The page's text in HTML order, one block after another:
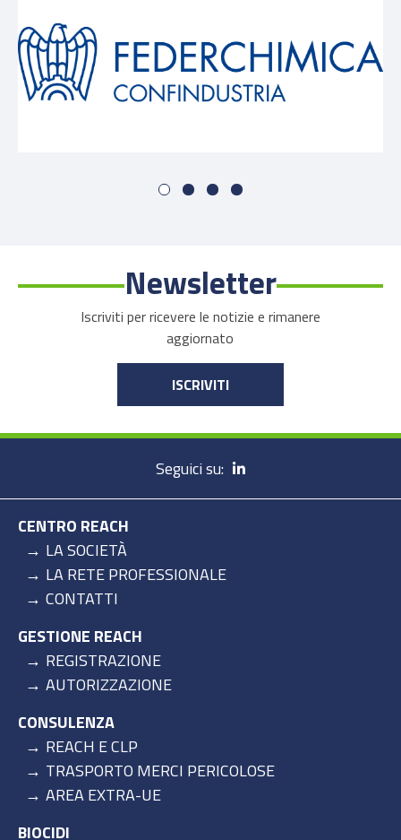
Newsletter
Iscriviti per ricevere le notizie e rimanere
aggiornato
ISCRIVITI
Seguici su:
CENTRO REACH
LA SOCIETÀ
LA RETE PROFESSIONALE
CONTATTI
GESTIONE REACH
REGISTRAZIONE
AUTORIZZAZIONE
CONSULENZA
REACH E CLP
TRASPORTO MERCI PERICOLOSE
AREA EXTRA-UE
BIOCIDI